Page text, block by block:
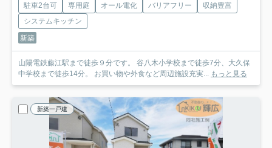
駐車2台可 専用庭 オール電化 バリアフリー
収納豊富
システムキッチン
新築
山陽電鉄藤江駅まで徒歩９分です。 谷八木小学校まで徒歩7分、大久保
中学校まで徒歩14分。 お買い物や外食など周辺施設充実...
もっと見る
新築一戸建